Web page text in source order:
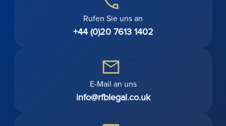
Rufen Sie uns an
+44 (0)20 7613 1402
E-Mail an uns
info@rfblegal.co.uk